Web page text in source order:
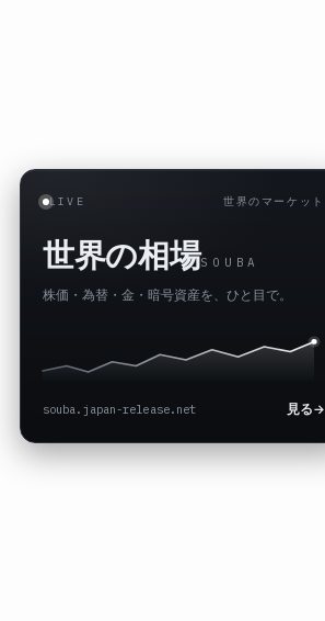
LIVE 世界のマーケット
世界の相場SOUBA
株価・為替・金・暗号資産を、ひと目で。
souba.japan-release.net 見る→